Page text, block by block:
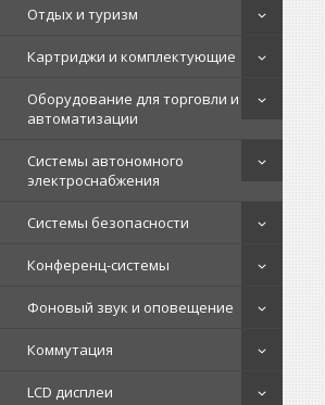
Отдых и туризм
Картриджи и комплектующие
Оборудование для торговли и
автоматизации
Системы автономного
электроснабжения
Системы безопасности
Конференц-системы
Фоновый звук и оповещение
Коммутация
LCD дисплеи